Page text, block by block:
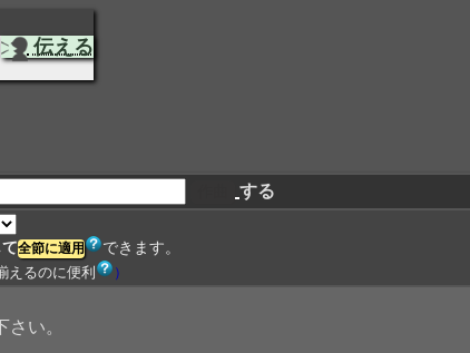
伝える
する
できます。
えるのに便利 ）
い。